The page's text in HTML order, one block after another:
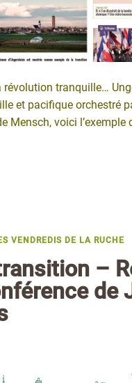
révolution tranquille…
et pacifique orchestré
Mensch, voici l’exemple
VENDREDIS DE LA RUCHE
–
de